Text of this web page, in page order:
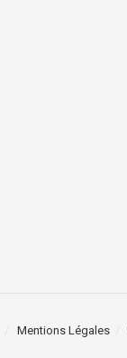
Mentions Légales